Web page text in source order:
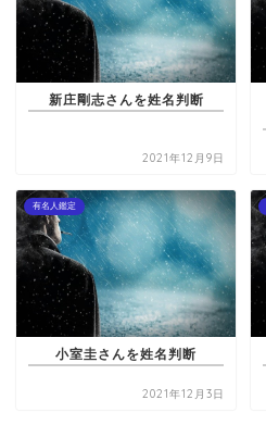
新庄剛志さんを姓名判断
2021年12月9日
有名人鑑定
小室圭さんを姓名判断
2021年12月3日